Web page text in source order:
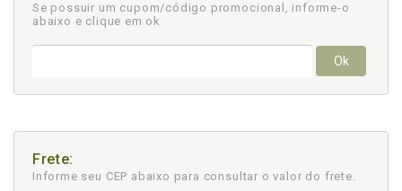
Se possuir um cupom/código promocional, informe-o
abaixo e clique em ok
Ok
Frete:
Informe seu CEP abaixo para consultar o valor do frete.